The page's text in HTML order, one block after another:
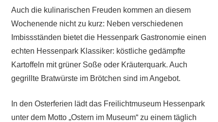
Auch die kulinarischen Freuden kommen an diesem
Wochenende nicht zu kurz: Neben verschiedenen
Imbissständen bietet die Hessenpark Gastronomie einen
echten Hessenpark Klassiker: köstliche gedämpfte
Kartoffeln mit grüner Soße oder Kräuterquark. Auch
gegrillte Bratwürste im Brötchen sind im Angebot.
In den Osterferien lädt das Freilichtmuseum Hessenpark
unter dem Motto „Ostern im Museum“ zu einem täglich